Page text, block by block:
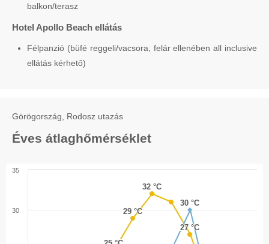
balkon/terasz
Hotel Apollo Beach ellátás
Félpanzió (büfé reggeli/vacsora, felár ellenében all inclusive
ellátás kérhető)
Görögország, Rodosz utazás
Éves átlaghőmérséklet
29 °C
29 °C
32 °C
32 °C
27 °C
27 °C
30 °C
30 °C
30
35